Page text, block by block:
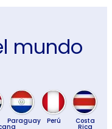
mundo
Paraguay Perú Costa
Rica